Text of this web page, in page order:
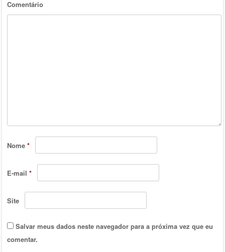
Comentário
Nome *
E-mail *
Site
Salvar meus dados neste navegador para a próxima vez que eu
comentar.